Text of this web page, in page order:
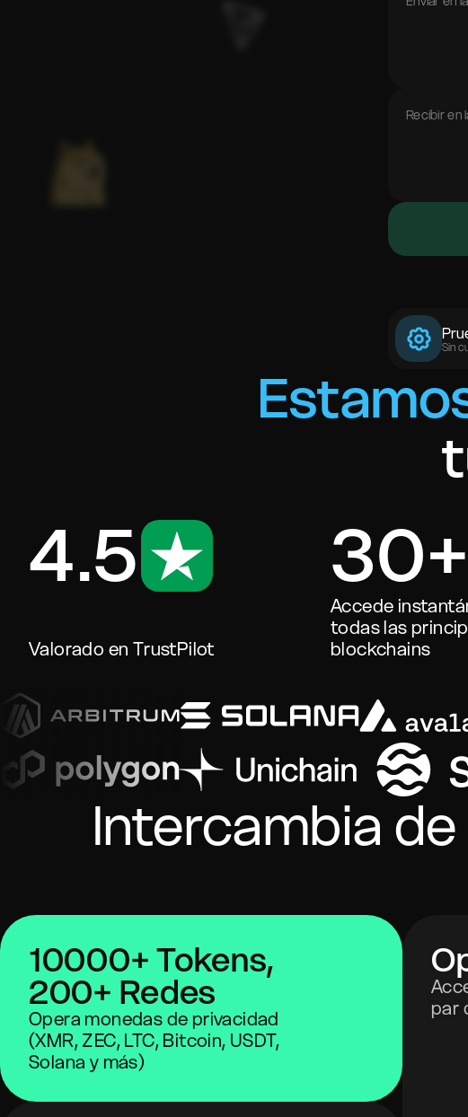
Recibir en
Sin
4.5
Valorado en TrustPilot
30+
Accede
todas las
blockchains
Intercambia
10000+ Tokens,
200+ Redes
Opera monedas de privacidad
(XMR, ZEC, LTC, Bitcoin, USDT,
Solana y más)
par